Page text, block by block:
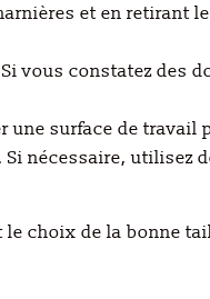
et en retirant
vous constatez des
une surface de travail
nécessaire, utilisez
le choix de la bonne